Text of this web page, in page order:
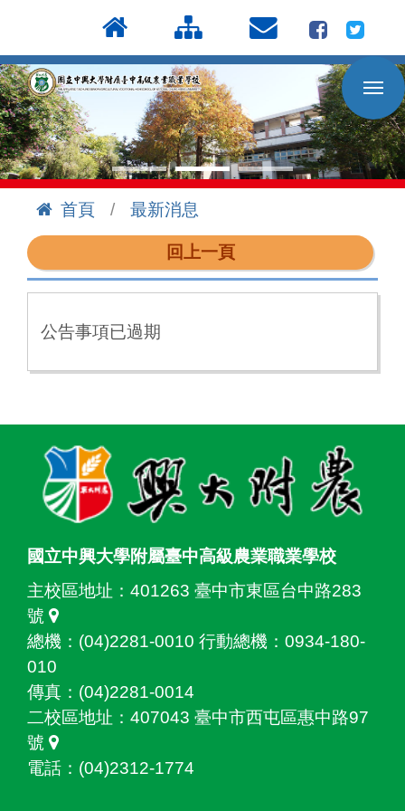
到
主
要
內
容
區
首頁
最新消息
回上一頁
公告事項已過期
國立中興大學附屬臺中高級農業職業學校
主校區地址： 401263 臺中市東區台中路283
號
總機：(04)2281-0010 行動總機：0934-180-
010
傳真：(04)2281-0014
二校區地址： 407043 臺中市西屯區惠中路97
號
電話：(04)2312-1774